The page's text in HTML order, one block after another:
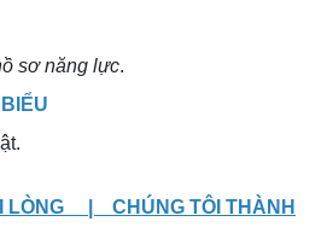
sơ năng lực.
LÒNG | CHÚNG TÔI THÀNH